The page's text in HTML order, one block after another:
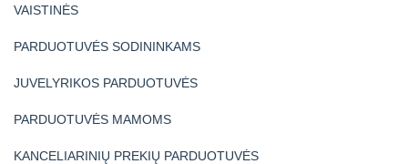
VAISTINĖS
PARDUOTUVĖS SODININKAMS
JUVELYRIKOS PARDUOTUVĖS
PARDUOTUVĖS MAMOMS
KANCELIARINIŲ PREKIŲ PARDUOTUVĖS